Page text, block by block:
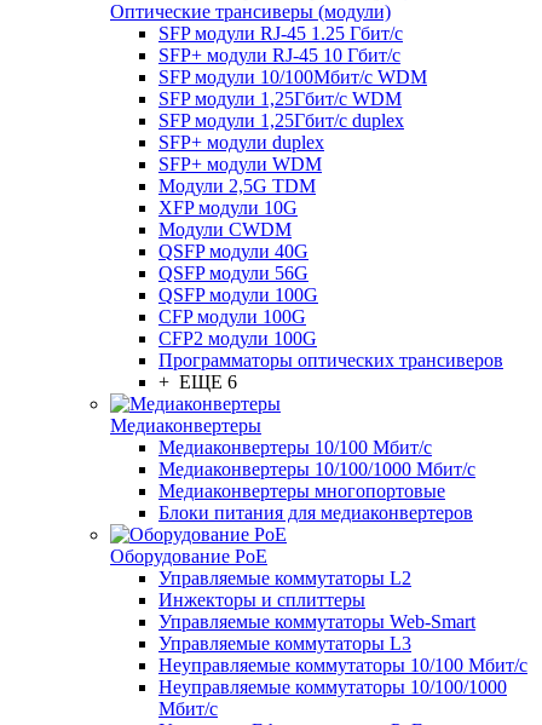
Оптические трансиверы (модули)
SFP модули RJ-45 1.25 Гбит/c
SFP+ модули RJ-45 10 Гбит/c
SFP модули 10/100Мбит/с WDM
SFP модули 1,25Гбит/с WDM
SFP модули 1,25Гбит/с duplex
SFP+ модули duplex
SFP+ модули WDM
Модули 2,5G TDM
XFP модули 10G
Модули CWDM
QSFP модули 40G
QSFP модули 56G
QSFP модули 100G
CFP модули 100G
CFP2 модули 100G
Программаторы оптических трансиверов
+ ЕЩЕ 6
Медиаконвертеры
Медиаконвертеры 10/100 Мбит/с
Медиаконвертеры 10/100/1000 Мбит/c
Медиаконвертеры многопортовые
Блоки питания для медиаконвертеров
Оборудование PoE
Управляемые коммутаторы L2
Инжекторы и сплиттеры
Управляемые коммутаторы Web-Smart
Управляемые коммутаторы L3
Неуправляемые коммутаторы 10/100 Мбит/с
Неуправляемые коммутаторы 10/100/1000
Мбит/с